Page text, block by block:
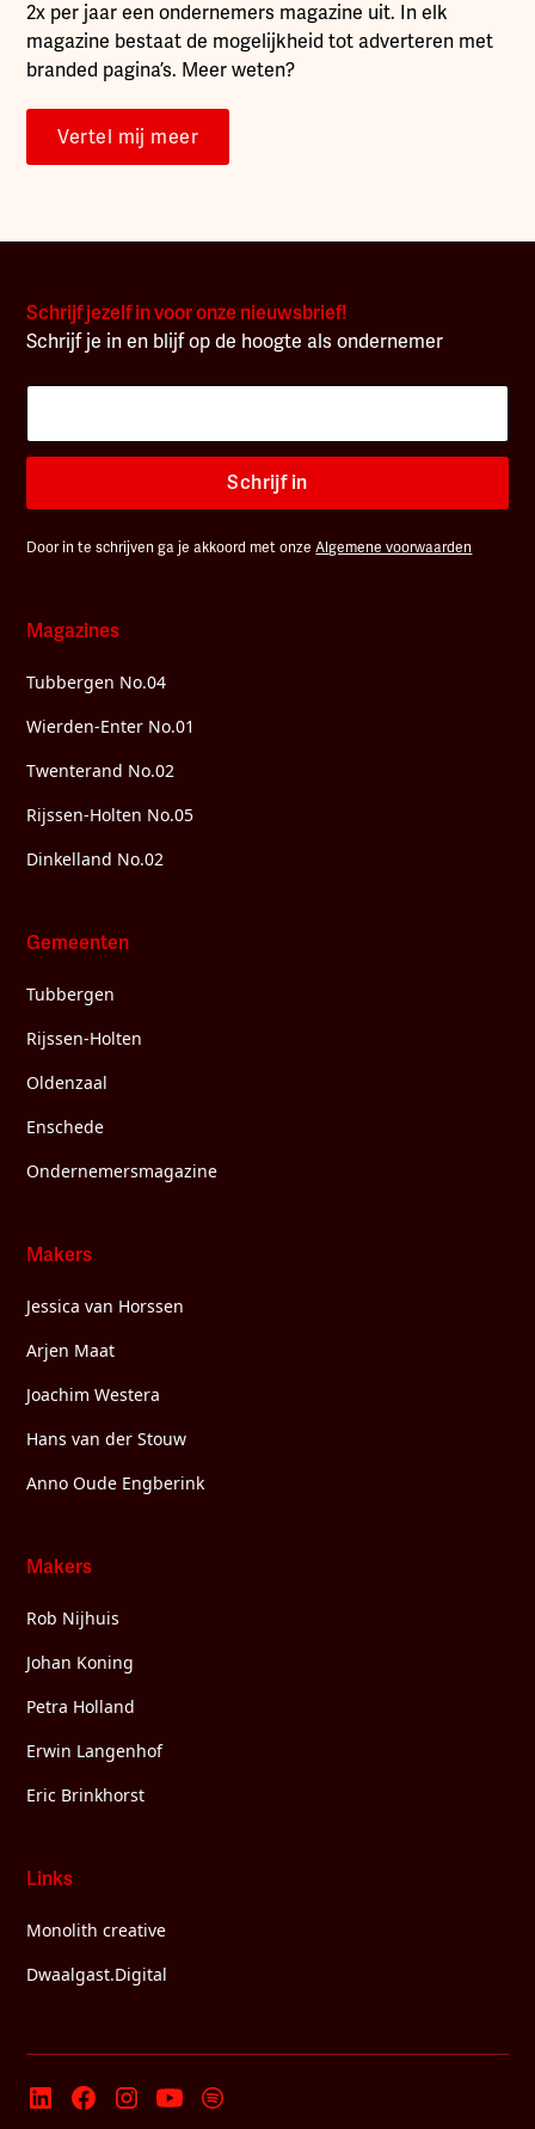
2x per jaar een ondernemers magazine uit. In elk
magazine bestaat de mogelijkheid tot adverteren met
branded pagina’s. Meer weten?
Vertel mij meer
Schrijf jezelf in voor onze nieuwsbrief!
Schrijf je in en blijf op de hoogte als ondernemer
Schrijf in
Door in te schrijven ga je akkoord met onzeAlgemene voorwaarden
Magazines
Tubbergen No.04
Wierden-Enter No.01
Twenterand No.02
Rijssen-Holten No.05
Dinkelland No.02
Gemeenten
Tubbergen
Rijssen-Holten
Oldenzaal
Enschede
Ondernemersmagazine
Makers
Jessica van Horssen
Arjen Maat
Joachim Westera
Hans van der Stouw
Anno Oude Engberink
Makers
Rob Nijhuis
Johan Koning
Petra Holland
Erwin Langenhof
Eric Brinkhorst
Links
Monolith creative
Dwaalgast.Digital